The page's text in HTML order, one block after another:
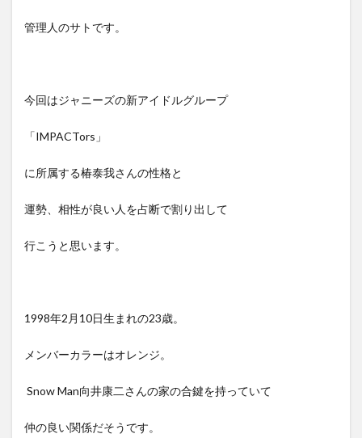
管理人のサトです。
今回はジャニーズの新アイドルグループ
「IMPACTors」
に所属する椿泰我さんの性格と
運勢、相性が良い人を占断で割り出して
行こうと思います。
1998年2月10日生まれの23歳。
メンバーカラーはオレンジ。
Snow Man向井康二さんの家の合鍵を持っていて
仲の良い関係だそうです。